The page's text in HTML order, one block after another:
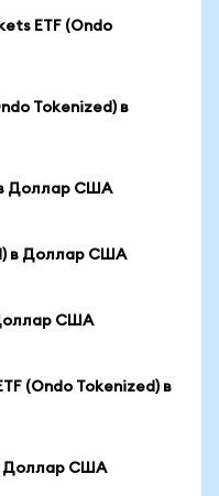
ETF (Ondo
Tokenized) в
в Доллар США
в Доллар США
США
(Ondo Tokenized) в
Доллар США